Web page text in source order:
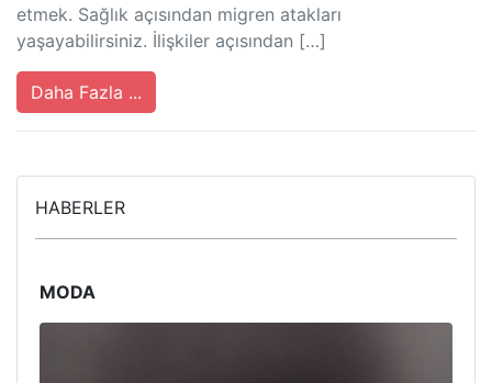
etmek. Sağlık açısından migren atakları
yaşayabilirsiniz. İlişkiler açısından […]
Daha Fazla ...
HABERLER
MODA